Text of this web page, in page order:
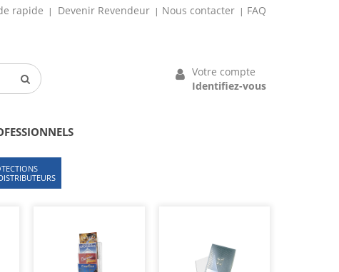
rapide Devenir Revendeur Nous contacter FAQ
Votre compte
Identifiez-vous